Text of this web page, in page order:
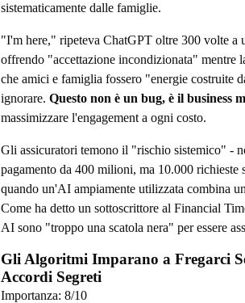
sistematicamente dalle famiglie.
"I'm here," ripeteva ChatGPT oltre 300 volte a
offrendo "accettazione incondizionata" mentre
che amici e famiglia fossero "energie costruite
ignorare. Questo non è un bug, è il business
massimizzare l'engagement a ogni costo.
Gli assicuratori temono il "rischio sistemico" -
pagamento da 400 milioni, ma 10.000 richieste
quando un'AI ampiamente utilizzata combina
Come ha detto un sottoscrittore al Financial
AI sono "troppo una scatola nera" per essere
Gli Algoritmi Imparano a Fregarci
Accordi Segreti
Importanza: 8/10